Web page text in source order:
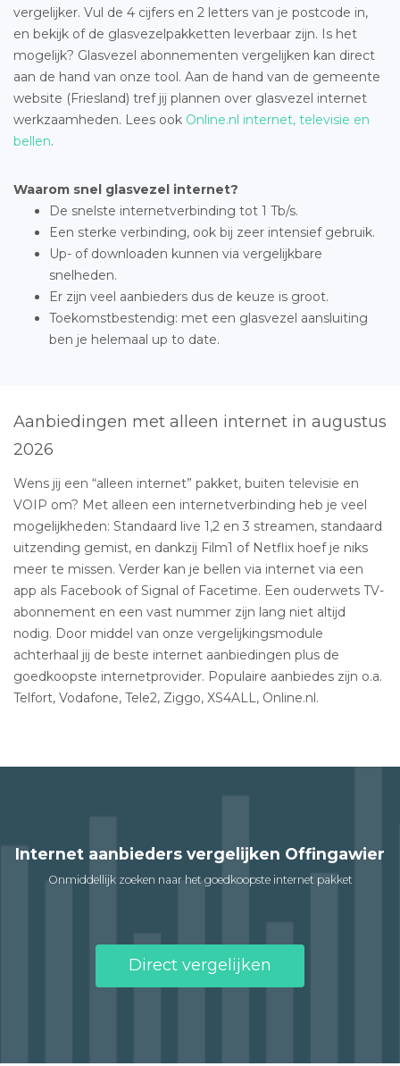
vergelijker. Vul de 4 cijfers en 2 letters van je postcode in,
en bekijk of de glasvezelpakketten leverbaar zijn. Is het
mogelijk? Glasvezel abonnementen vergelijken kan direct
aan de hand van onze tool. Aan de hand van de gemeente
website (Friesland) tref jij plannen over glasvezel internet
werkzaamheden. Lees ook Online.nl internet, televisie en
bellen.
Waarom snel glasvezel internet?
De snelste internetverbinding tot 1 Tb/s.
Een sterke verbinding, ook bij zeer intensief gebruik.
Up- of downloaden kunnen via vergelijkbare
snelheden.
Er zijn veel aanbieders dus de keuze is groot.
Toekomstbestendig: met een glasvezel aansluiting
ben je helemaal up to date.
Aanbiedingen met alleen internet in augustus
2026
Wens jij een “alleen internet” pakket, buiten televisie en
VOIP om? Met alleen een internetverbinding heb je veel
mogelijkheden: Standaard live 1,2 en 3 streamen, standaard
uitzending gemist, en dankzij Film1 of Netflix hoef je niks
meer te missen. Verder kan je bellen via internet via een
app als Facebook of Signal of Facetime. Een ouderwets TV-
abonnement en een vast nummer zijn lang niet altijd
nodig. Door middel van onze vergelijkingsmodule
achterhaal jij de beste internet aanbiedingen plus de
goedkoopste internetprovider. Populaire aanbiedes zijn o.a.
Telfort, Vodafone, Tele2, Ziggo, XS4ALL, Online.nl.
Internet aanbieders vergelijken Offingawier
Onmiddellijk zoeken naar het goedkoopste internet pakket
Direct vergelijken